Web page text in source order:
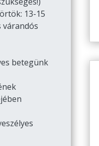
13-15
várandós
betegünk